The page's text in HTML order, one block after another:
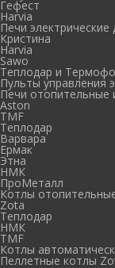
Гефест
Harvia
Печи электрические
Кристина
Harvia
Sawo
Теплодар и
Пульты управления
Печи отопительные
Aston
TMF
Теплодар
Варвара
Ермак
Этна
НМК
ПроМеталл
Котлы
Zota
Теплодар
НМК
TMF
Котлы
Пеллетные котлы